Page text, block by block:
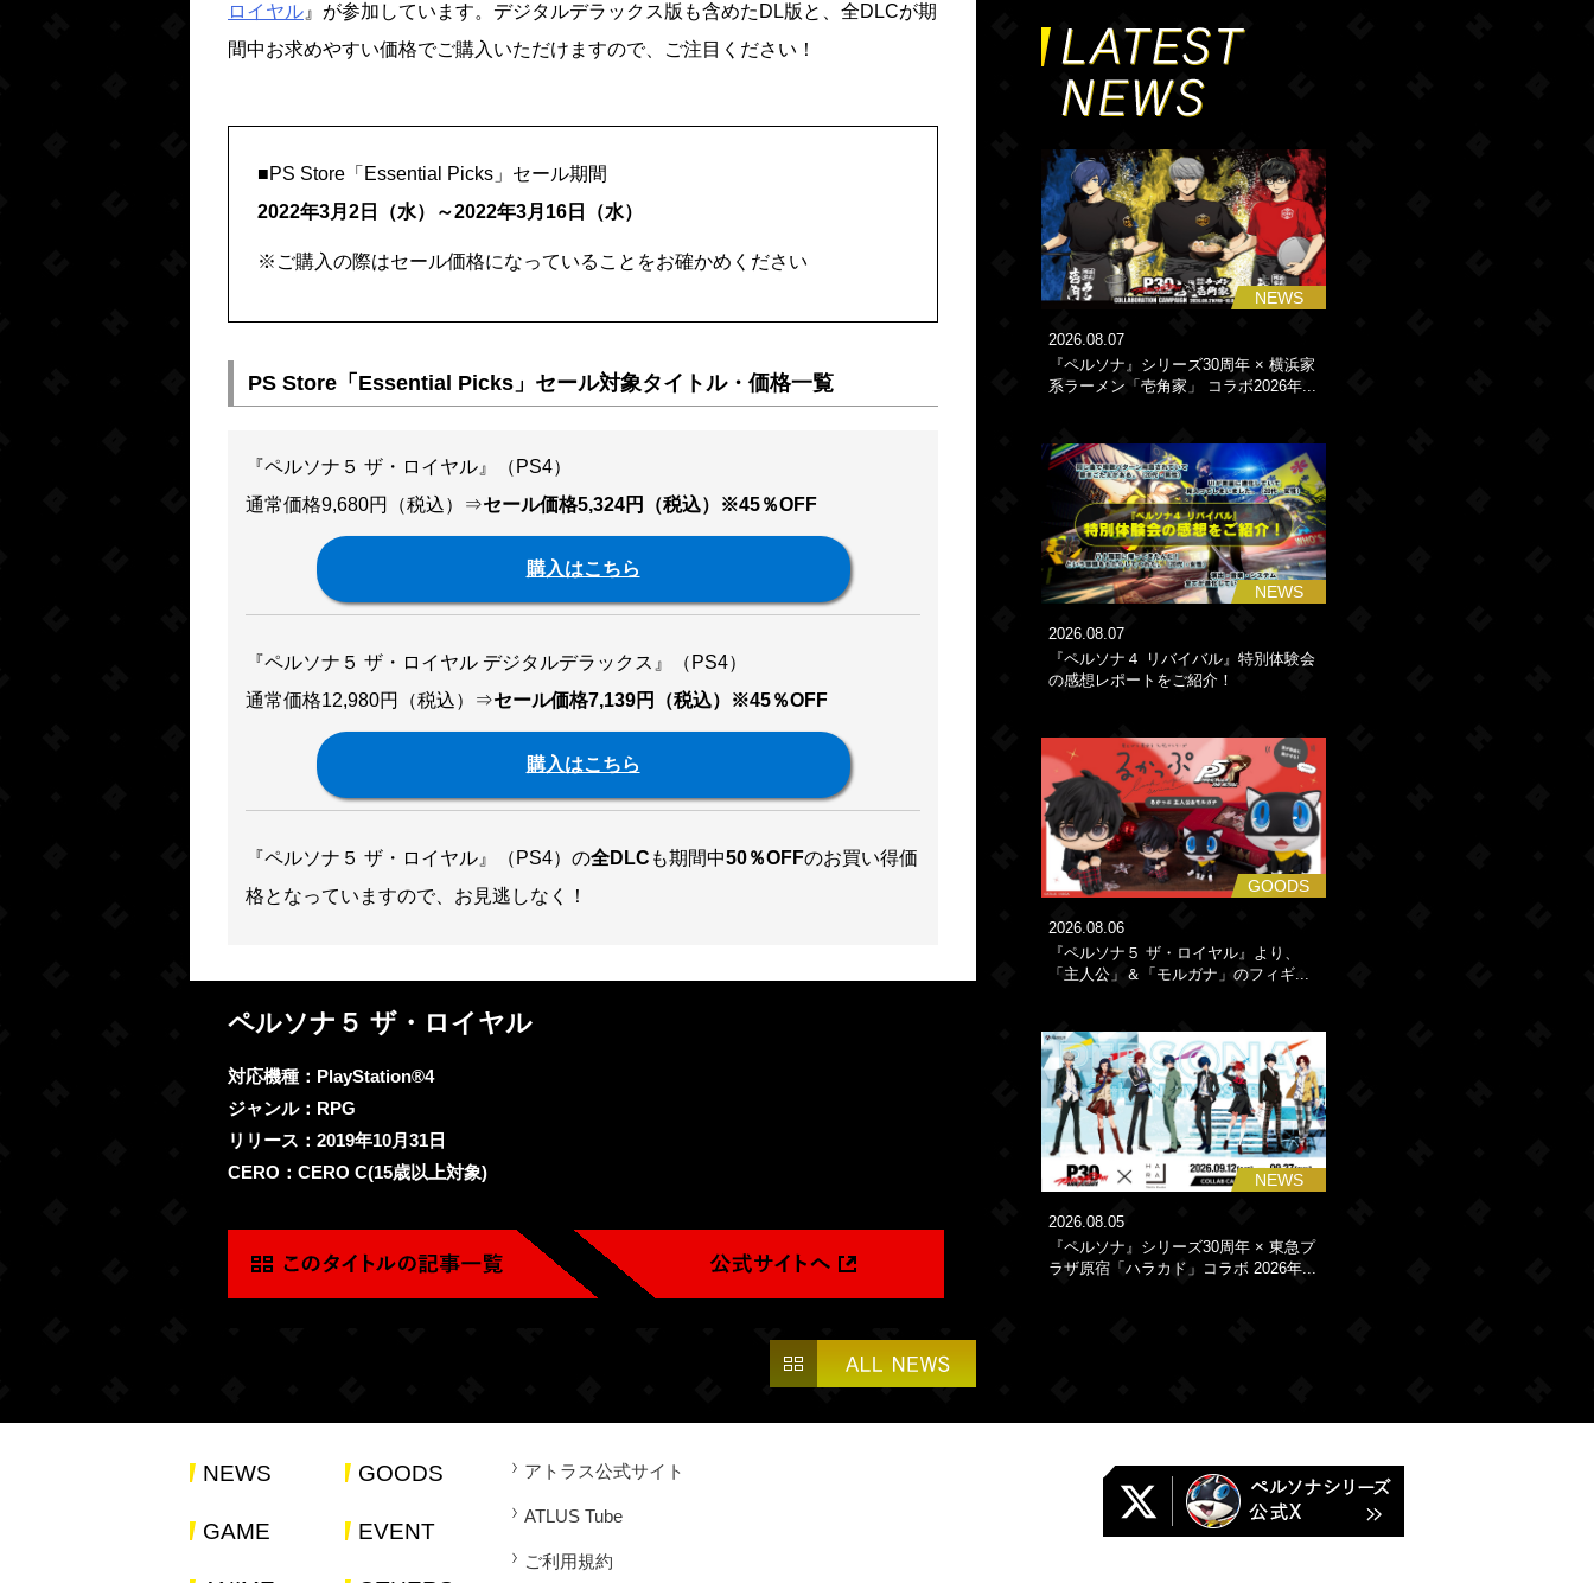
ロイヤル 』が参加しています。デジタルデラックス版も含めたDL版と、全DLCが期
間中お求めやすい価格でご購入いただけますので、ご注目ください！
■PS Store「Essential Picks」セール期間
2022年3月2日（水）～2022年3月16日（水）
※ご購入の際はセール価格になっていることをお確かめください
PS Store「Essential Picks」セール対象タイトル・価格一覧
『ペルソナ５ ザ・ロイヤル』（PS4）
通常価格9,680円（税込）⇒セール価格5,324円（税込）※45％OFF
購入はこちら
『ペルソナ５ ザ・ロイヤル デジタルデラックス』（PS4）
通常価格12,980円（税込）⇒セール価格7,139円（税込）※45％OFF
購入はこちら
『ペルソナ５ ザ・ロイヤル』（PS4）の全DLC も期間中50％OFFのお買い得価
格となっていますので、お見逃しなく！
ペルソナ５ ザ・ロイヤル
対応機種：PlayStation®4
ジャンル：RPG
リリース：2019年10月31日
CERO：CERO C(15歳以上対象)
NEWS
2026.08.07
『ペルソナ』シリーズ30周年 × 横浜家
系ラーメン「壱角家」 コラボ2026年...
NEWS
2026.08.07
『ペルソナ４ リバイバル』特別体験会
の感想レポートをご紹介！
GOODS
2026.08.06
『ペルソナ５ ザ・ロイヤル』より、
「主人公」＆「モルガナ」のフィギ...
NEWS
2026.08.05
『ペルソナ』シリーズ30周年 × 東急プ
ラザ原宿「ハラカド」コラボ 2026年...
NEWS
GAME
GOODS
EVENT
アトラス公式サイト
ATLUS Tube
ご利用規約